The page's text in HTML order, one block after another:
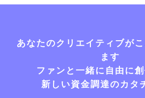
あなたのクリエイティブが
ます
ファンと一緒に自由に
新しい資金調達のカタ